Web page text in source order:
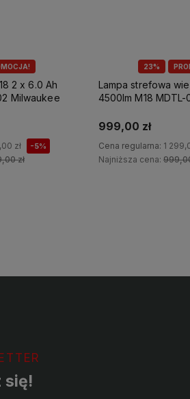
2 x 6.0 Ah
Milwaukee
zł -5%
zł
23%
Lampa strefowa
4500lm M18
999,00 zł
Cena regularna: 1
Najniższa cena:
się!